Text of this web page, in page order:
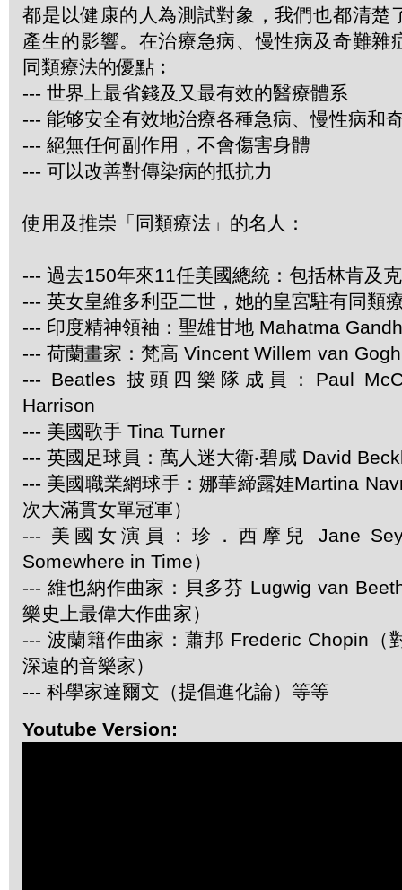
都是以健康的人為測試對象，我們也都清楚
產生的影響。在治療急病、慢性病及奇難雜
同類療法的優點︰
--- 世界上最省錢及又最有效的醫療體系
--- 能够安全有效地治療各種急病、慢性病和
--- 絕無任何副作用，不會傷害身體
--- 可以改善對傳染病的抵抗力
使用及推崇「同類療法」的名人：
--- 過去150年來11任美國總統：包括林肯及
--- 英女皇維多利亞二世，她的皇宮駐有同類
--- 印度精神領袖：聖雄甘地 Mahatma
--- 荷蘭畫家：梵高 Vincent Willem van Gogh
--- Beatles 披頭四樂隊成員：Paul
Harrison
--- 美國歌手 Tina Turner
--- 英國足球員：萬人迷大衛‧碧咸 David
--- 美國職業網球手：娜華締露娃Martina
次大滿貫女單冠軍）
--- 美國女演員：珍．西摩兒 Jane
Somewhere in Time）
--- 維也納作曲家：貝多芬 Lugwig van
樂史上最偉大作曲家）
--- 波蘭籍作曲家：蕭邦 Frederic Chopin（
深遠的音樂家）
--- 科學家達爾文（提倡進化論）等等
Youtube Version: